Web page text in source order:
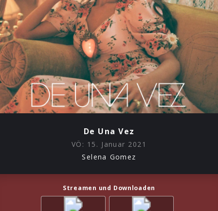
De Una Vez
VÖ: 15. Januar 2021
Selena Gomez
Streamen und Downloaden